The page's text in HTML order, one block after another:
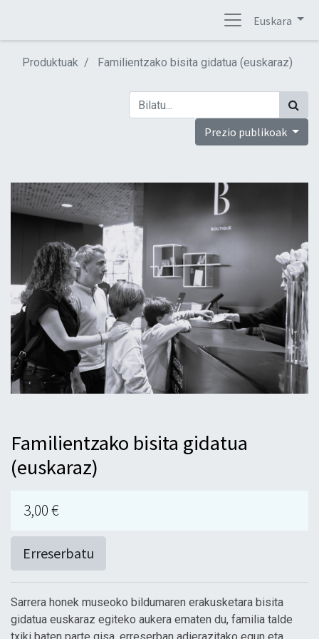
Euskara
Produktuak Familientzako bisita gidatua (euskaraz)
Prezio publikoak
Familientzako bisita gidatua
(euskaraz)
3,00€
Erreserbatu
Sarrera honek museoko bildumaren erakusketara bisita
gidatua euskaraz egiteko aukera ematen du, familia talde